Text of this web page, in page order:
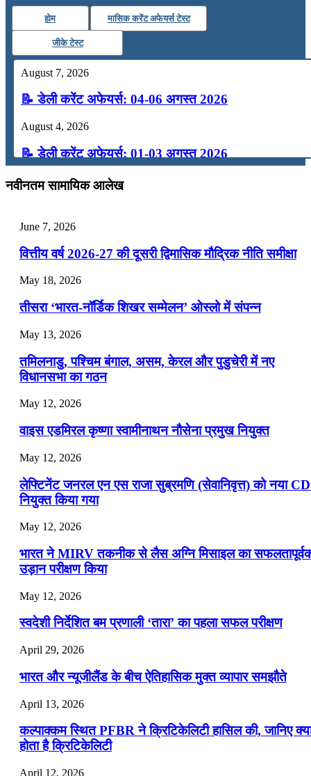
होम मासिक करेंट अफेयर्स टेस्ट
जीके टेस्ट
August 7, 2026
📝 डेली करेंट अफेयर्स: 04-06 अगस्त 2026
August 4, 2026
📝 डेली करेंट अफेयर्स: 01-03 अगस्त 2026
July 31, 2026
July 28, 2026
📝 डेली करेंट अफेयर्स: 25-27 जुलाई 2026
July 25, 2026
📝 डेली करेंट अफेयर्स: 22-24 जुलाई 2026
July 22, 2026
📝 डेली करेंट अफेयर्स: 19-21 जुलाई 2026
📝 डेली करेंट अफेयर्स: 16-18 जुलाई 2026
नवीनतम सामायिक आलेख
June 7, 2026
वित्तीय वर्ष 2026-27 की दूसरी द्विमासिक मौद्रिक नीति समीक्षा
May 18, 2026
तीसरा ‘भारत-नॉर्डिक शिखर सम्मेलन’ ओस्लो में संपन्न
May 13, 2026
तमिलनाडु, पश्चिम बंगाल, असम, केरल और पुडुचेरी में नए
विधानसभा का गठन
May 12, 2026
वाइस एडमिरल कृष्णा स्वामीनाथन नौसेना प्रमुख नियुक्त
May 12, 2026
लेफ्टिनेंट जनरल एन एस राजा सुब्रमणि (सेवानिवृत्त) को नया
नियुक्त किया गया
May 12, 2026
भारत ने MIRV तकनीक से लैस अग्नि मिसाइल का
उड़ान परीक्षण किया
May 12, 2026
स्वदेशी निर्देशित बम प्रणाली ‘तारा’ का पहला सफल परीक्षण
April 29, 2026
भारत और न्यूजीलैंड के बीच ऐतिहासिक मुक्त व्यापार समझौते
April 13, 2026
कल्पाक्कम स्थित PFBR ने क्रिटिकेलिटी हासिल की, जानिए
होता है क्रिटिकेलिटी
April 12, 2026